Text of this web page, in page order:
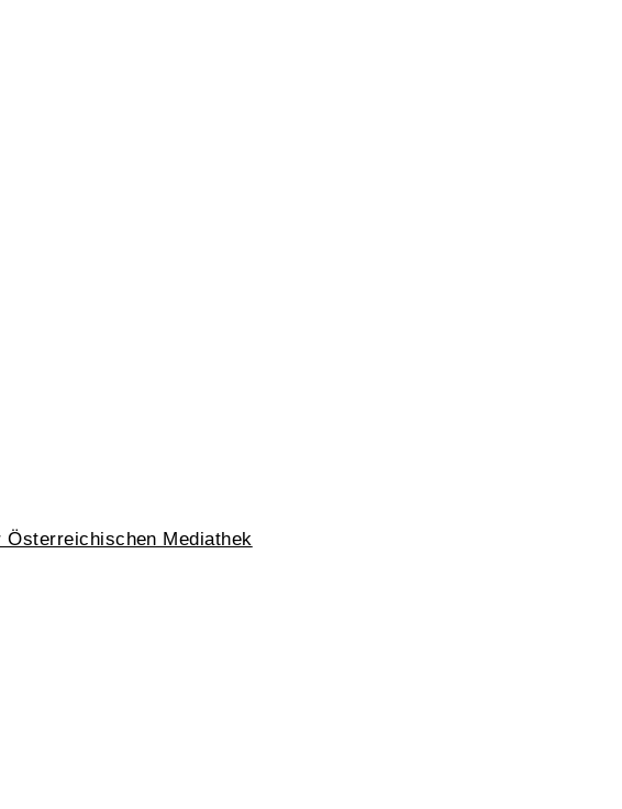
Österreichischen Mediathek